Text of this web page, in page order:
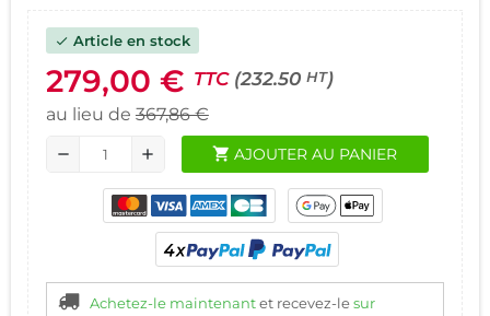
check Article en stock
279,00 € TTC (232.50 HT)
au lieu de 367,86 €
remove add shopping_cart AJOUTER AU PANIER
Achetez-le maintenantet recevez-lesur